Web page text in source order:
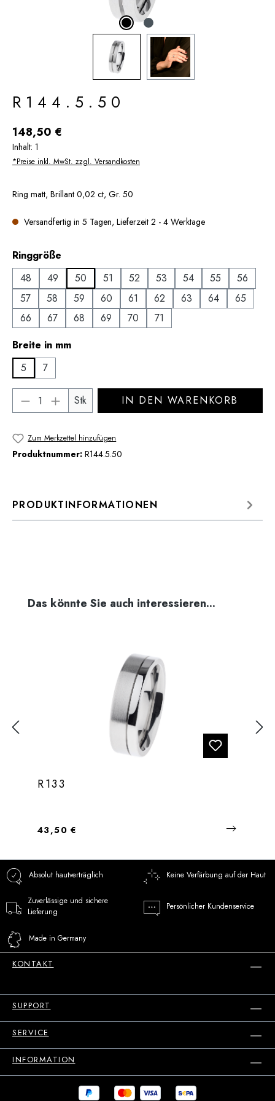
R144.5.50
Regulärer Preis:
148,50 €
Inhalt: 1
*Preise inkl. MwSt. zzgl. Versandkosten
Ring matt, Brillant 0,02 ct, Gr. 50
Versandfertig in 5 Tagen, Lieferzeit 2 - 4 Werktage
Ringgröße
48
49 50 51 52 53 54 55
56
57
58 59 60 61 62 63 64
65
66
67 68 69 70
71
Breite in mmauswählen
5
7
Produkt Anzahl: Gib den gewünschten
Stk IN DEN WARENKORB
Zum Merkzettel hinzufügen
Produktnummer: R144.5.50
PRODUKTINFORMATIONEN
Produktgalerie überspringen
Das könnte Sie auch interessieren...
R133
Regulärer Preis:
43,50 €
Absolut hautverträglich Keine Verfärbung auf der Haut
Zuverlässige und sichere
Lieferung
Persönlicher Kundenservice
Made in Germany
KONTAKT
SUPPORT
SERVICE
INFORMATION